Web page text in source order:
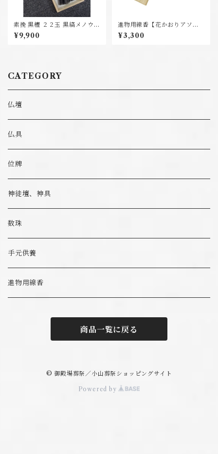
素挽 黒檀 ２２玉 黒縞メノウ仕
立
¥9,900
進物用線香【花かおりアソー
ト】薫寿堂
¥3,300
CATEGORY
仏壇
仏具
位牌
神徒壇、神具
数珠
手元供養
進物用線香
商品一覧に戻る
© 御殿場葬祭／小山葬祭ショッピングサイト
Powered by